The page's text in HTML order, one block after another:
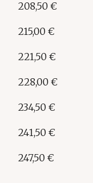
208,50 €
215,00 €
221,50 €
228,00 €
234,50 €
241,50 €
247,50 €